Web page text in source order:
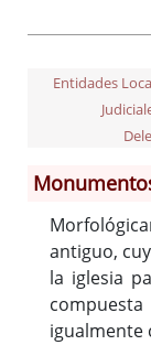
Información
Historia
Monumentos
Gastronomía
Entidades
antiguo,
la iglesia
igualmente